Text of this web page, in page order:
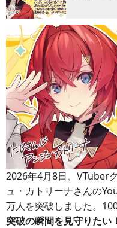
2026年4月8日、VTuber
ュ・カトリーナさんの
万人を突破しました。
突破の瞬間を見守りたい